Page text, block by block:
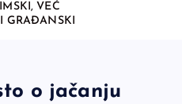
VEĆ
GRAĐANSKI
o jačanju